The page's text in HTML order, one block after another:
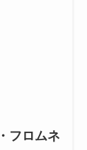
フロムネ